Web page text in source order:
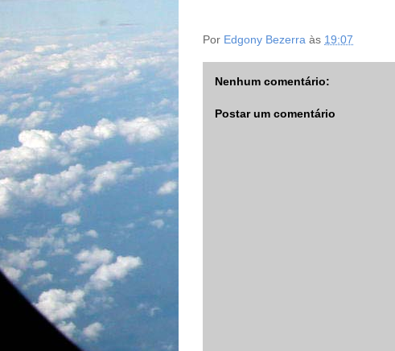
Por Edgony Bezerra às 19:07
Nenhum comentário:
Postar um comentário